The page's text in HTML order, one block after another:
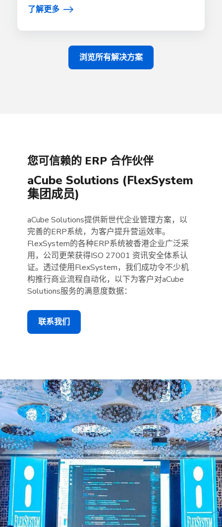
了解更多
浏览所有解决方案
您可信赖的 ERP 合作伙伴
aCube Solutions (FlexSystem
集团成员)
aCube Solutions提供新世代企业管理方案，以
完善的ERP系统，为客户提升营运效率。
FlexSystem的各种ERP系统被香港企业广泛采
用，公司更荣获得ISO 27001 资讯安全体系认
证。透过使用FlexSystem，我们成功令不少机
构推行商业流程自动化，以下为客户对aCube
Solutions服务的满意度数据：
联系我们